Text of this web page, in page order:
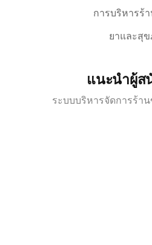
การบริหารร้
ยาและสุ
แนะนำผู้
ระบบบริหารจัดการร้าน